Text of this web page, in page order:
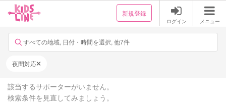
新規登録
ログイン メニュー
すべての地域, 日付・時間を選択, 他7件
夜間対応
該当するサポーターがいません。
検索条件を見直してみましょう。